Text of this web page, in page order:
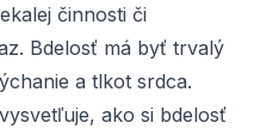
činnosti či
Bdelosť má byť trvalý
a tlkot srdca.
ako si bdelosť